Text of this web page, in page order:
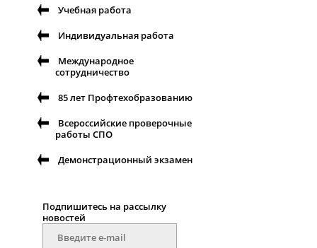
Учебная работа
Индивидуальная работа
Международное
сотрудничество
85 лет Профтехобразованию
Всероссийские проверочные
работы СПО
Демонстрационный экзамен
Подпишитесь на рассылку
новостей